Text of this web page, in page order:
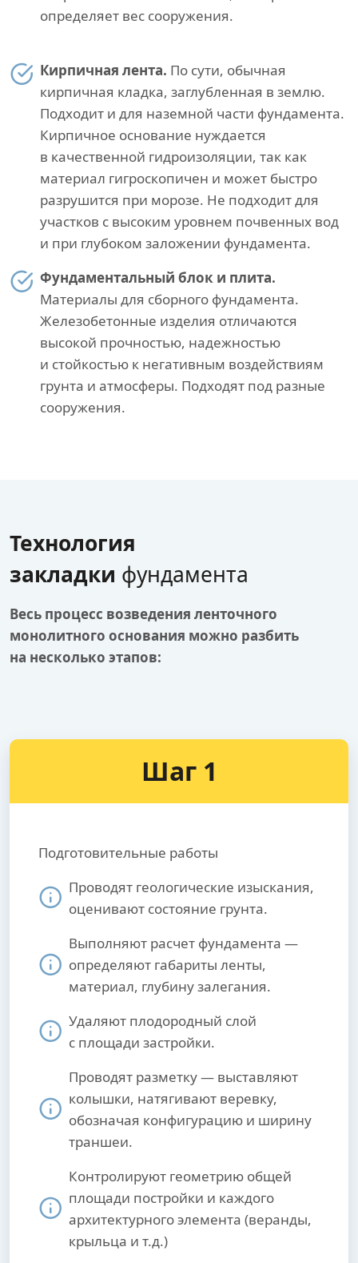
определяет вес сооружения.
Кирпичная лента. По сути, обычная
кирпичная кладка, заглубленная в землю.
Подходит и для наземной части фундамента.
Кирпичное основание нуждается
в качественной гидроизоляции, так как
материал гигроскопичен и может быстро
разрушится при морозе. Не подходит для
участков с высоким уровнем почвенных вод
и при глубоком заложении фундамента.
Фундаментальный блок и плита.
Материалы для сборного фундамента.
Железобетонные изделия отличаются
высокой прочностью, надежностью
и стойкостью к негативным воздействиям
грунта и атмосферы. Подходят под разные
сооружения.
Технология
закладки фундамента
Весь процесс возведения ленточного
монолитного основания можно разбить
на несколько этапов:
Шаг 1
Подготовительные работы
Проводят геологические изыскания,
оценивают состояние грунта.
Выполняют расчет фундамента —
определяют габариты ленты,
материал, глубину залегания.
Удаляют плодородный слой
с площади застройки.
Проводят разметку — выставляют
колышки, натягивают веревку,
обозначая конфигурацию и ширину
траншеи.
Контролируют геометрию общей
площади постройки и каждого
архитектурного элемента (веранды,
крыльца и т.д.)